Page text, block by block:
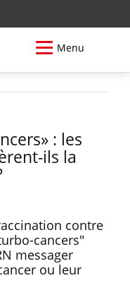
Menu
: les
ils la
contre
cancers"
messager
ou leur